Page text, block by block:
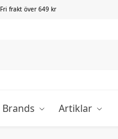
Fri frakt över 649 kr
Brands Artiklar